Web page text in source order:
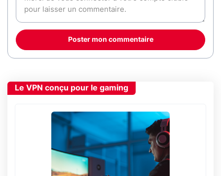
Poster mon commentaire
Le VPN conçu pour le gaming